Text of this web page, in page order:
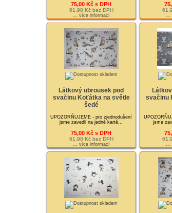
75,00 Kč s DPH
61,98 Kč bez DPH
... více informací
Látkový ubrousek pod
svačinu Koťátka na světle
šedé
UPOZORŇUJEME - pro zjednodušení
jsme zavedli na jedné kartě...
75,00 Kč s DPH
61,98 Kč bez DPH
... více informací
svačinu
jsme